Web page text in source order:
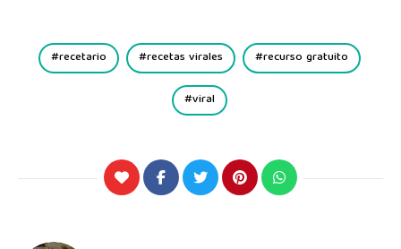
recetario recetas virales recurso gratuito
viral